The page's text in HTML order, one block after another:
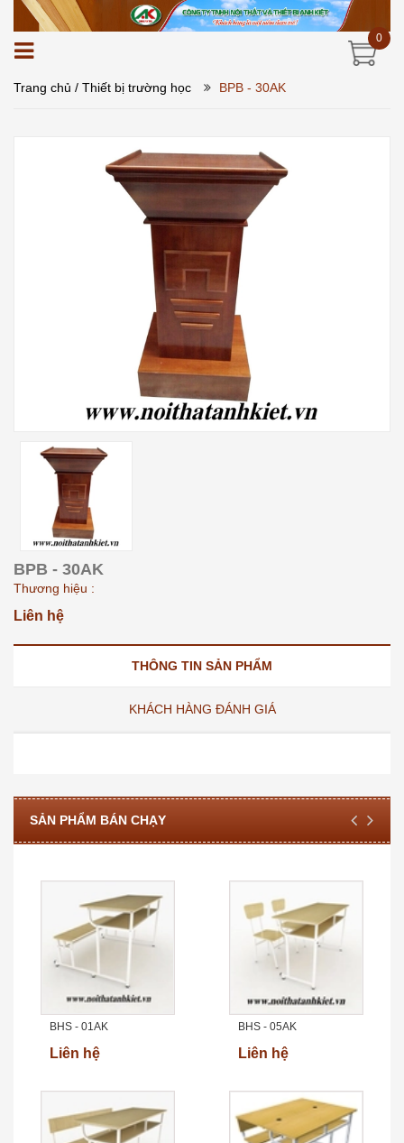
0
Trang chủ / Thiết bị trường học BPB - 30AK
BPB - 30AK
Thương hiệu :
Liên hệ
THÔNG TIN SẢN PHẨM
KHÁCH HÀNG ĐÁNH GIÁ
SẢN PHẨM BÁN CHẠY
BHS - 01AK
Liên hệ
BHS - 05AK
Liên hệ